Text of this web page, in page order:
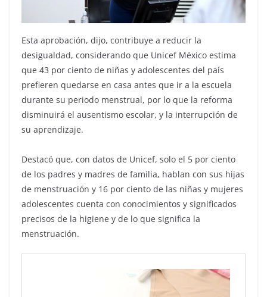
Esta aprobación, dijo, contribuye a reducir la
desigualdad, considerando que Unicef México estima
que 43 por ciento de niñas y adolescentes del país
prefieren quedarse en casa antes que ir a la escuela
durante su periodo menstrual, por lo que la reforma
disminuirá el ausentismo escolar, y la interrupción de
su aprendizaje.
Destacó que, con datos de Unicef, solo el 5 por ciento
de los padres y madres de familia, hablan con sus hijas
de menstruación y 16 por ciento de las niñas y mujeres
adolescentes cuenta con conocimientos y significados
precisos de la higiene y de lo que significa la
menstruación.